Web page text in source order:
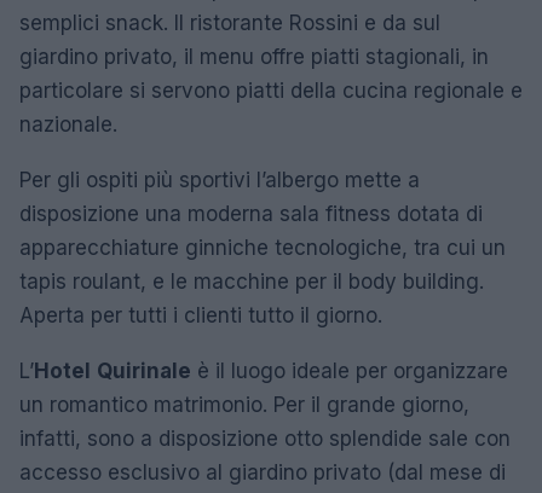
semplici snack. Il ristorante Rossini e da sul
giardino privato, il menu offre piatti stagionali, in
particolare si servono piatti della cucina regionale e
nazionale.
Per gli ospiti più sportivi l’albergo mette a
disposizione una moderna sala fitness dotata di
apparecchiature ginniche tecnologiche, tra cui un
tapis roulant, e le macchine per il body building.
Aperta per tutti i clienti tutto il giorno.
L’Hotel Quirinale è il luogo ideale per organizzare
un romantico matrimonio. Per il grande giorno,
infatti, sono a disposizione otto splendide sale con
accesso esclusivo al giardino privato (dal mese di